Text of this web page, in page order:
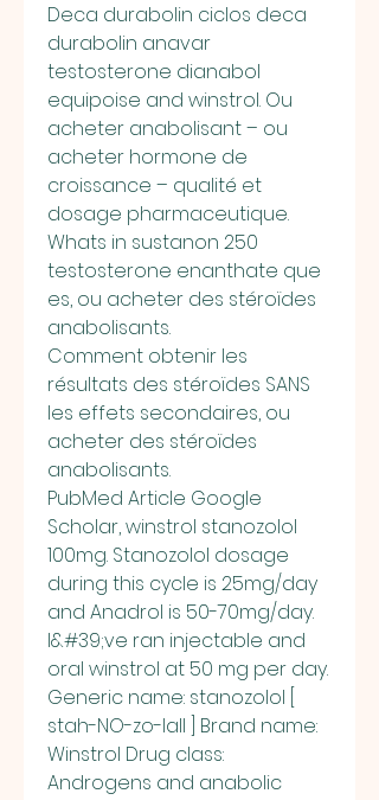
Deca durabolin ciclos deca
durabolin anavar
testosterone dianabol
equipoise and winstrol. Ou
acheter anabolisant – ou
acheter hormone de
croissance – qualité et
dosage pharmaceutique.
Whats in sustanon 250
testosterone enanthate que
es, ou acheter des stéroïdes
anabolisants.
Comment obtenir les
résultats des stéroïdes SANS
les effets secondaires, ou
acheter des stéroïdes
anabolisants.
PubMed Article Google
Scholar, winstrol stanozolol
100mg. Stanozolol dosage
during this cycle is 25mg/day
and Anadrol is 50-70mg/day.
I&#39;ve ran injectable and
oral winstrol at 50 mg per day.
Generic name: stanozolol [
stah-NO-zo-lall ] Brand name:
Winstrol Drug class:
Androgens and anabolic